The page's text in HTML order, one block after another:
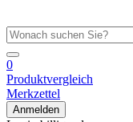
0
Produktvergleich
Merkzettel
Anmelden